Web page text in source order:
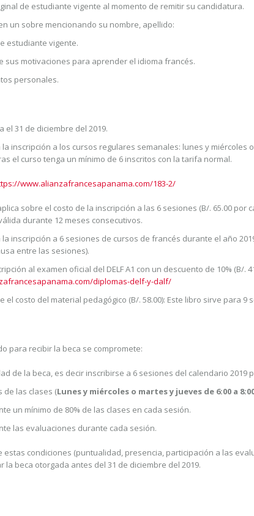
de estudiante vigente al momento de remitir su candidatura.
un sobre mencionando su nombre, apellido:
estudiante vigente.
sus motivaciones para aprender el idioma francés.
personales.
el 31 de diciembre del 2019.
inscripción a los cursos regulares semanales: lunes y miércoles
el curso tenga un mínimo de 6 inscritos con la tarifa normal.
www.alianzafrancesapanama.com/183-2/
sobre el costo de la inscripción a las 6 sesiones (B/. 65.00
durante 12 meses consecutivos.
la inscripción a 6 sesiones de cursos de francés durante el año
entre las sesiones).
al examen oficial del DELF A1 con un descuento de 10% (B/.
diplomas-delf-y-dalf/
el costo del material pedagógico (B/. 58.00): Este libro sirve para 9
para recibir la beca se compromete:
de la beca, es decir inscribirse a 6 sesiones del calendario 2019
de las clases (Lunes y miércoles o martes y jueves de 6:00 a
un mínimo de 80% de las clases en cada sesión.
las evaluaciones durante cada sesión.
estas condiciones (puntualidad, presencia, participación a las
la beca otorgada antes del 31 de diciembre del 2019.